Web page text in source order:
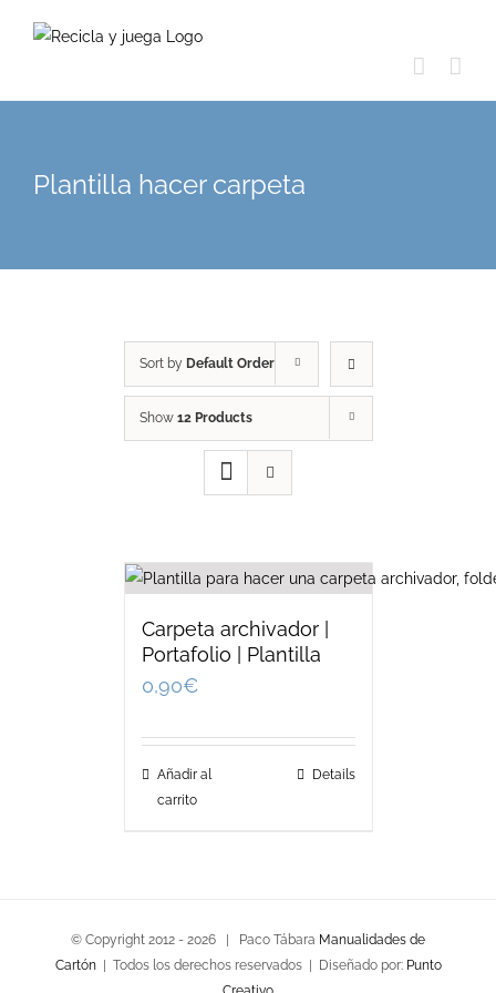
Plantilla hacer carpeta
Sort by Default Order
Show 12 Products
Carpeta archivador |
Portafolio | Plantilla
0,90€
Añadir al
carrito
Details
© Copyright 2012 - 2026 | Paco Tábara Manualidades de
Cartón| Todos los derechos reservados | Diseñado por: Punto